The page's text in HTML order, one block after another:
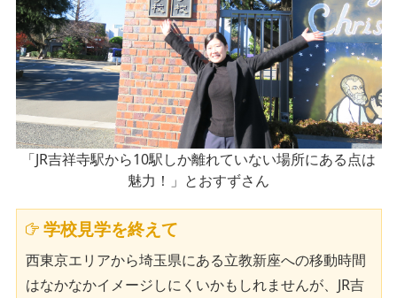
「JR吉祥寺駅から10駅しか離れていない場所にある点は
魅力！」とおすずさん
学校見学を終えて
西東京エリアから埼玉県にある立教新座への移動時間
はなかなかイメージしにくいかもしれませんが、JR吉